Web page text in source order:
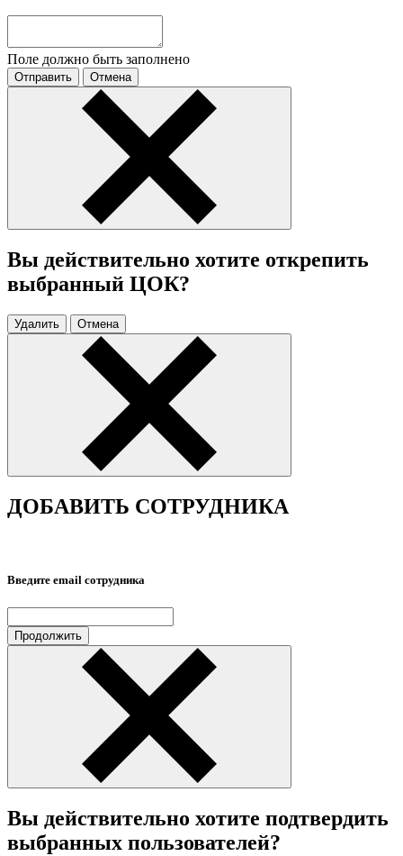
Поле должно быть заполнено
Отправить Отмена
Вы действительно хотите открепить
выбранный ЦОК?
Удалить Отмена
ДОБАВИТЬ СОТРУДНИКА
Введите email сотрудника
Продолжить
Вы действительно хотите подтвердить
выбранных пользователей?